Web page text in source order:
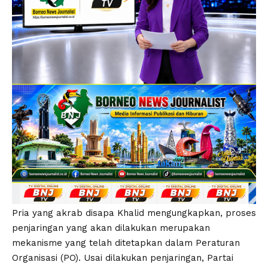
Pria yang akrab disapa Khalid mengungkapkan, proses
penjaringan yang akan dilakukan merupakan
mekanisme yang telah ditetapkan dalam Peraturan
Organisasi (PO). Usai dilakukan penjaringan, Partai